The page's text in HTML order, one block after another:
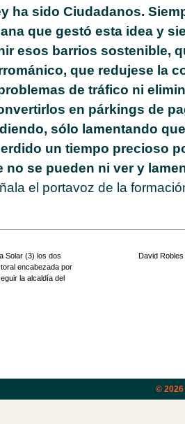
ha sido Ciudadanos.
que gestó esta idea y
esos barrios sostenible,
que redujese la
de tráfico ni
en párkings de
sólo lamentando
un tiempo precioso
no se pueden ni ver y
el portavoz de la
Solar (3) los dos
encabezada por
la alcaldía del
David
© 2026